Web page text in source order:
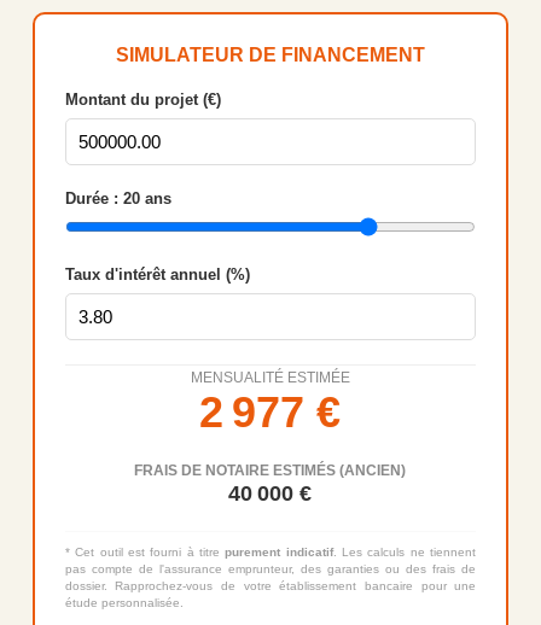
SIMULATEUR DE FINANCEMENT
Montant du projet (€)
Durée : 20ans
Taux d'intérêt annuel (%)
MENSUALITÉ ESTIMÉE
2 977 €
FRAIS DE NOTAIRE ESTIMÉS (ANCIEN)
40 000 €
* Cet outil est fourni à titrepurement indicatif. Les calculs ne tiennent
pas compte de l'assurance emprunteur, des garanties ou des frais de
dossier. Rapprochez-vous de votre établissement bancaire pour une
étude personnalisée.